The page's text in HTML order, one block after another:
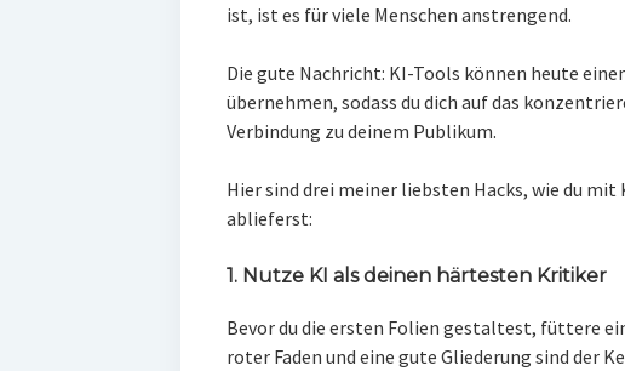
ist, ist es für viele Menschen anstrengend.
Die gute Nachricht: KI-Tools können heute
übernehmen, sodass du dich auf das
Verbindung zu deinem Publikum.
Hier sind drei meiner liebsten Hacks, wie du
ablieferst:
1. Nutze KI als deinen härtesten Kritiker
Bevor du die ersten Folien gestaltest, füttere
roter Faden und eine gute Gliederung sind der